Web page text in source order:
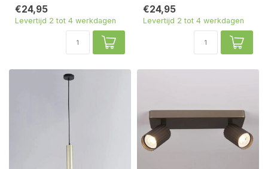
€24,95
Levertijd 2 tot 4 werkdagen
€24,95
Levertijd 2 tot 4 werkdagen